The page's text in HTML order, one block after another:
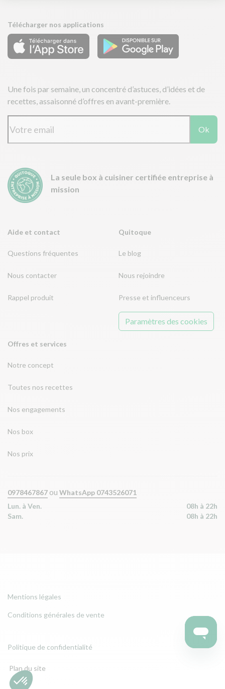
Aide et contact
Questions fréquentes
Nous contacter
Rappel produit
Offres et services
Notre concept
Toutes nos recettes
Nos engagements
Nos box
Nos prix
Quitoque
Le blog
Nous rejoindre
Presse et influenceurs
Paramètres des cookies
Télécharger nos applications
Une fois par semaine, un concentré d’astuces, d’idées et de
recettes, assaisonné d’offres en avant-première.
Ok
La seule box à cuisiner certifiée entreprise à
mission
0978467867 ou WhatsApp 0743526071
Lun. à Ven.
08h à 22h
Sam.
08h à 22h
Mentions légales
Conditions générales de vente
Politique de confidentialité
Plan du site